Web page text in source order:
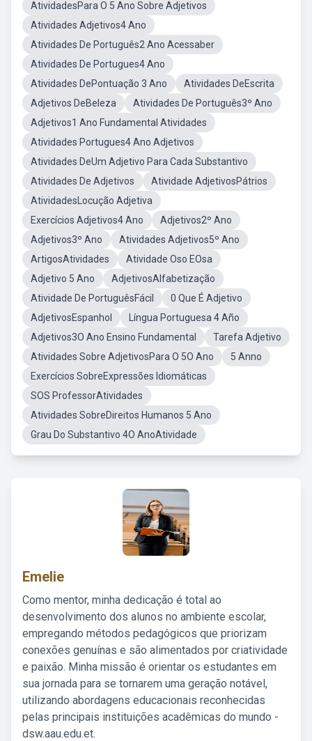
AtividadesPara O 5 Ano Sobre Adjetivos
Atividades Adjetivos4 Ano
Atividades De Português2 Ano Acessaber
Atividades De Portugues4 Ano
Atividades DePontuação 3 Ano
Atividades DeEscrita
Adjetivos DeBeleza
Atividades De Português3º Ano
Adjetivos1 Ano Fundamental Atividades
Atividades Portugues4 Ano Adjetivos
Atividades DeUm Adjetivo Para Cada Substantivo
Atividades De Adjetivos
Atividade AdjetivosPátrios
AtividadesLocução Adjetiva
Exercícios Adjetivos4 Ano
Adjetivos2º Ano
Adjetivos3º Ano
Atividades Adjetivos5º Ano
ArtigosAtividades
Atividade Oso EOsa
Adjetivo 5 Ano
AdjetivosAlfabetização
Atividade De PortuguêsFácil
0 Que É Adjetivo
AdjetivosEspanhol
Língua Portuguesa 4 Año
Adjetivos3O Ano Ensino Fundamental
Tarefa Adjetivo
Atividades Sobre AdjetivosPara O 5O Ano
5 Anno
Exercícios SobreExpressões Idiomáticas
SOS ProfessorAtividades
Atividades SobreDireitos Humanos 5 Ano
Grau Do Substantivo 4O AnoAtividade
Emelie
Como mentor, minha dedicação é total ao
desenvolvimento dos alunos no ambiente escolar,
empregando métodos pedagógicos que priorizam
conexões genuínas e são alimentados por criatividade
e paixão. Minha missão é orientar os estudantes em
sua jornada para se tornarem uma geração notável,
utilizando abordagens educacionais reconhecidas
pelas principais instituições acadêmicas do mundo -
dsw.aau.edu.et.